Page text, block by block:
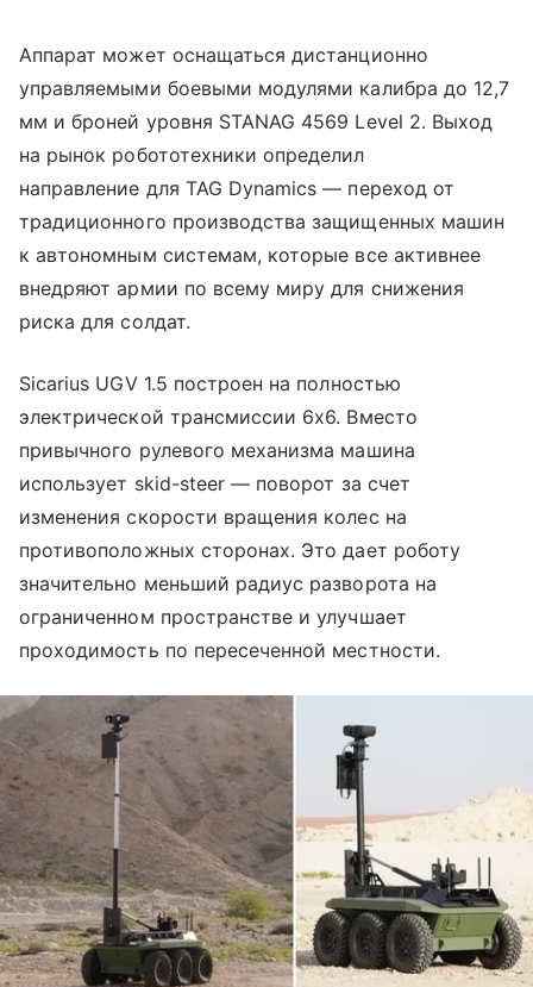
Аппарат может оснащаться дистанционно
управляемыми боевыми модулями калибра до 12,7
мм и броней уровня STANAG 4569 Level 2. Выход
на рынок робототехники определил
направление для TAG Dynamics — переход от
традиционного производства защищенных машин
к автономным системам, которые все активнее
внедряют армии по всему миру для снижения
риска для солдат.
Sicarius UGV 1.5 построен на полностью
электрической трансмиссии 6x6. Вместо
привычного рулевого механизма машина
использует skid-steer — поворот за счет
изменения скорости вращения колес на
противоположных сторонах. Это дает роботу
значительно меньший радиус разворота на
ограниченном пространстве и улучшает
проходимость по пересеченной местности.